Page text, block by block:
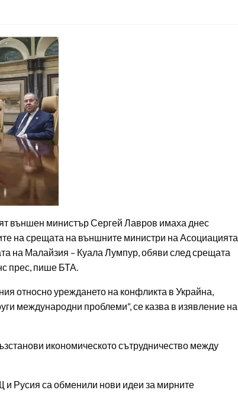
външен министър Сергей Лавров имаха днес
на срещата на външните министри на Асоциацията
на Малайзия – Куала Лумпур, обяви след срещата
прес, пише БТА.
относно уреждането на конфликта в Украйна,
международни проблеми“, се казва в изявление на
икономическото сътрудничество между
Русия са обменили нови идеи за мирните